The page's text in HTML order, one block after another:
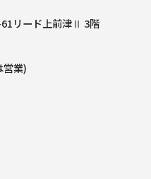
リード上前津Ⅱ 3階
業)